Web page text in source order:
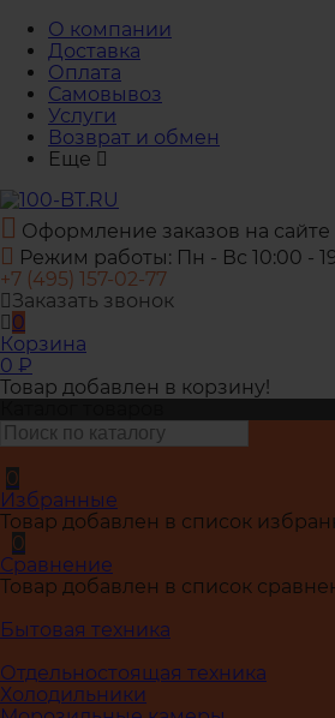
О компании
Доставка
Оплата
Самовывоз
Услуги
Возврат и обмен
Еще
Оформление заказов на сайте
Режим работы: Пн - Вс 10:00 -
+7 (495) 157-02-77
Заказать звонок
0
Корзина
0 ₽
Товар добавлен в корзину!
0
Избранные
Товар добавлен в список
0
Сравнение
Товар добавлен в список
Бытовая техника
Отдельностоящая техника
Холодильники